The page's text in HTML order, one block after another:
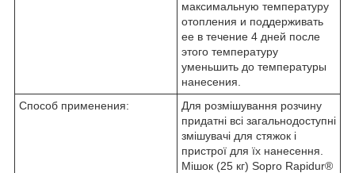
максимальную температуру
отопления и поддерживать
ее в течение 4 дней после
этого температуру
уменьшить до температуры
нанесения.
Способ применения:
Для розмішування розчину
придатні всі загальнодоступні
змішувачі для стяжок і
пристрої для їх нанесення.
Мішок (25 кг) Sopro Rapidur®